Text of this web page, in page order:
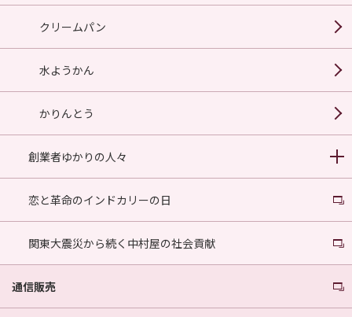
クリームパン
水ようかん
かりんとう
創業者ゆかりの人々
恋と革命のインドカリーの日
関東大震災から続く中村屋の社会貢献
通信販売